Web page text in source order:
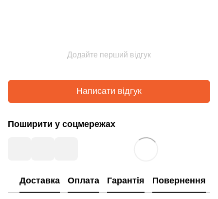
Додайте перший відгук
Написати відгук
Поширити у соцмережах
Доставка Оплата Гарантія Повернення